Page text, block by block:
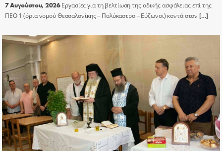
7 Αυγούστου, 2026 Εργασίες για τη βελτίωση της οδικής ασφάλειας επί της
ΠΕΟ 1 (όρια νομού Θεσσαλονίκης – Πολύκαστρο – Εύζωνοι) κοντά στον […]